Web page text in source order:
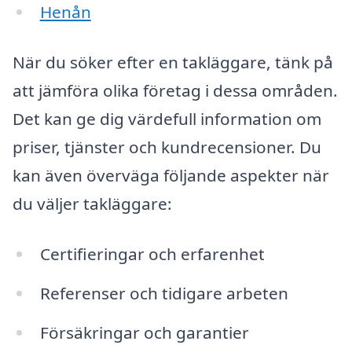
Henån
När du söker efter en takläggare, tänk på
att jämföra olika företag i dessa områden.
Det kan ge dig värdefull information om
priser, tjänster och kundrecensioner. Du
kan även överväga följande aspekter när
du väljer takläggare:
Certifieringar och erfarenhet
Referenser och tidigare arbeten
Försäkringar och garantier